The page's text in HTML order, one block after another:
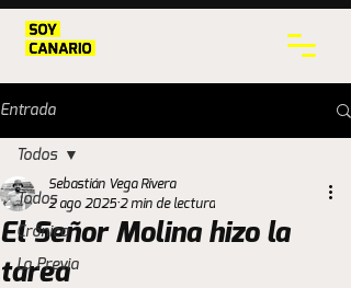
Entrada
Todos
Crónica
La Previa
Todos
El Señor Molina hizo la
tarea
Sebastián Vega Rivera
2 ago 2025 2 min de lectura